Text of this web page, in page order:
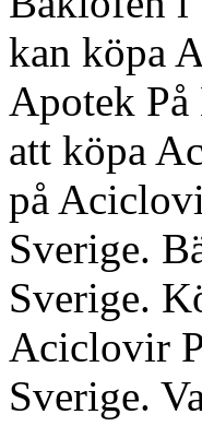
kan köpa
Apotek
att köpa
på
Sverige.
Sverige.
Aciclovir
Sverige.